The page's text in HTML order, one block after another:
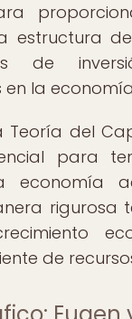
estructura
de
la
Teoría del
para
economía
rigurosa
de